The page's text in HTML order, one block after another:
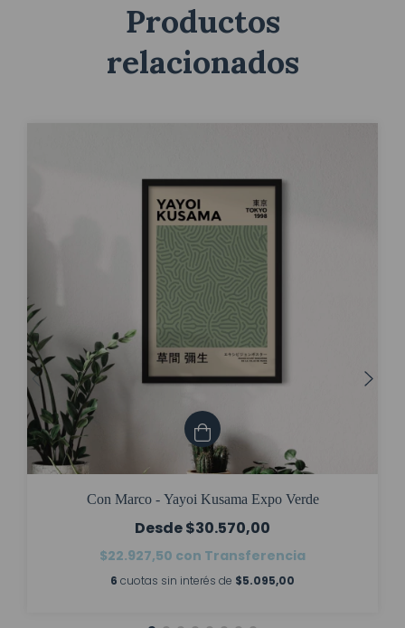
Productos
relacionados
Con Marco - Yayoi Kusama Expo Verde
$30.570,00
$22.927,50 con Transferencia
6 cuotas sin interés de $5.095,00